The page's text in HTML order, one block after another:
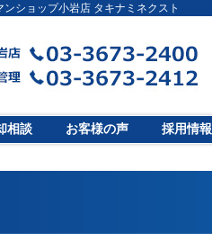
ショップ小岩店 タキナミネクスト
相談 お客様の声 採用情報